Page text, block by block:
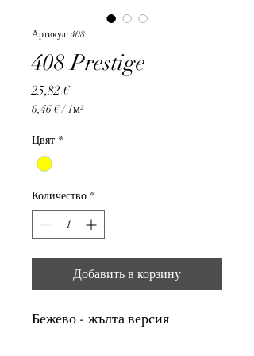
Артикул: 408
408 Prestige
25,82 €Цена
6,46 €/1м²
за
Квадратный
Цвят *
Количество *
Добавить в корзину
Бежево - жълта версия